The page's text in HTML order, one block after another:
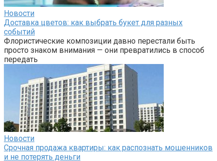
Новости
Доставка цветов: как выбрать букет для разных
событий
Флористические композиции давно перестали быть
просто знаком внимания — они превратились в способ
передать
Новости
Срочная продажа квартиры: как распознать мошенников
и не потерять деньги